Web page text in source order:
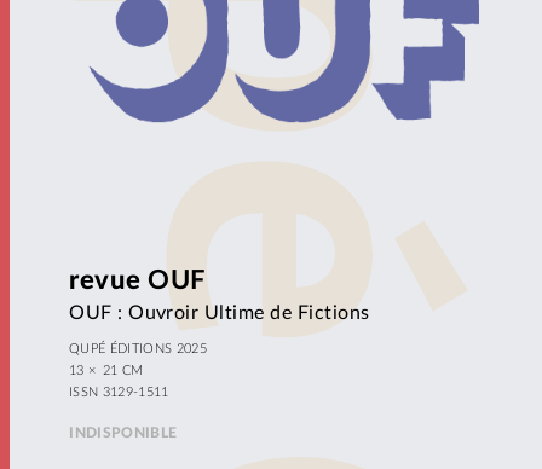
revueOUF
OUF : Ouvroir Ultime de Fictions
QUPÉ ÉDITIONS 2025
13 × 21 CM
ISSN 3129-1511
INDISPONIBLE